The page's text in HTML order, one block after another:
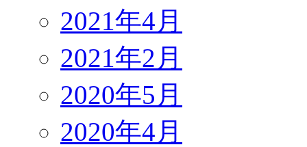
2021年4月
2021年2月
2020年5月
2020年4月